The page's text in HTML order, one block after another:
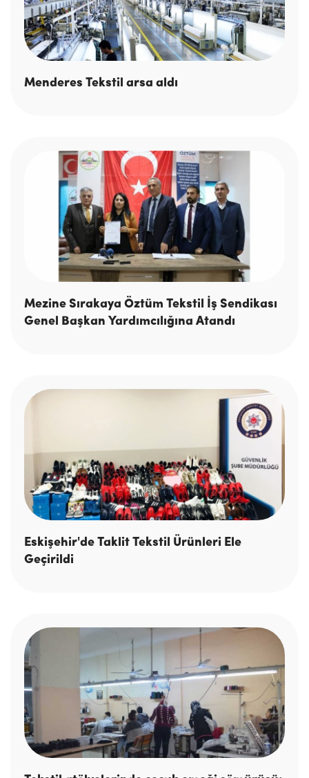
Menderes Tekstil arsa aldı
Mezine Sırakaya Öztüm Tekstil İş Sendikası
Genel Başkan Yardımcılığına Atandı
Eskişehir'de Taklit Tekstil Ürünleri Ele
Geçirildi